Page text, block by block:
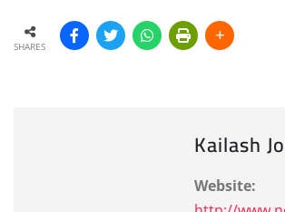
SHARES
Kailash
Website: